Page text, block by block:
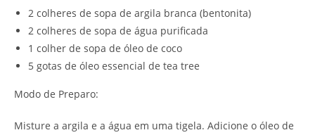
2 colheres de sopa de argila branca (bentonita)
2 colheres de sopa de água purificada
1 colher de sopa de óleo de coco
5 gotas de óleo essencial de tea tree
Modo de Preparo:
Misture a argila e a água em uma tigela. Adicione o óleo de